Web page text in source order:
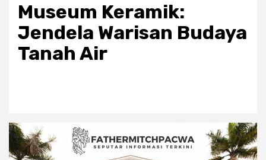
Museum Keramik:
Jendela Warisan Budaya
Tanah Air